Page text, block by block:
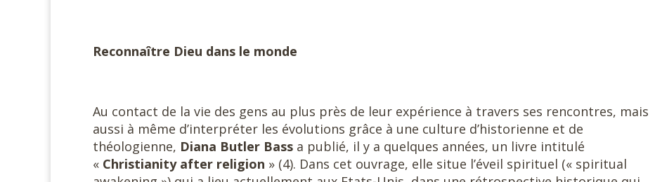
Reconnaître Dieu dans le monde
Au contact de la vie des gens au plus près de leur expérience à travers ses rencontres, mais
aussi à même d’interpréter les évolutions grâce à une culture d’historienne et de
théologienne, Diana Butler Bass a publié, il y a quelques années, un livre intitulé
« Christianity after religion » (4). Dans cet ouvrage, elle situe l’éveil spirituel (« spiritual